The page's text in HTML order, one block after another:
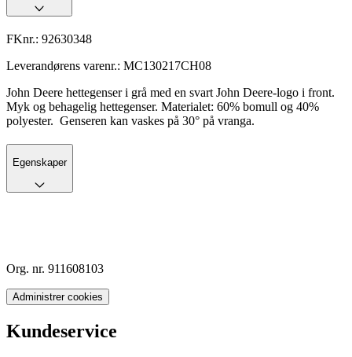
FKnr.: 92630348
Leverandørens varenr.: MC130217CH08
John Deere hettegenser i grå med en svart John Deere-logo i front.
Myk og behagelig hettegenser. Materialet: 60% bomull og 40%
polyester. Genseren kan vaskes på 30° på vranga.
Egenskaper
Org. nr. 911608103
Administrer cookies
Kundeservice